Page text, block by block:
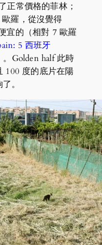
正常價格的菲林；
羅，從沒覺得
宜的（相對 7 歐羅
5 西班牙
。Golden half 此時
100 度的底片在陽
。